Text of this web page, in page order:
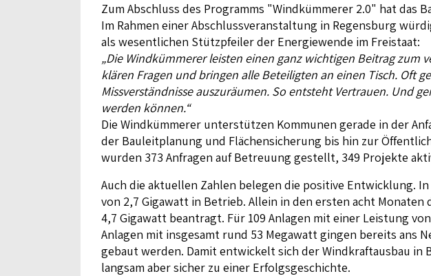
Zum Abschluss des Programms "Windkümmerer 2.0" hat das
Im Rahmen einer Abschlussveranstaltung in Regensburg
als wesentlichen Stützpfeiler der Energiewende im Freistaat:
„Die Windkümmerer leisten einen ganz wichtigen Beitrag zum
klären Fragen und bringen alle Beteiligten an einen Tisch. Oft
Missverständnisse auszuräumen. So entsteht Vertrauen. Und
werden können.“
Die Windkümmerer unterstützen Kommunen gerade in der
der Bauleitplanung und Flächensicherung bis hin zur
wurden 373 Anfragen auf Betreuung gestellt, 349 Projekte
Auch die aktuellen Zahlen belegen die positive Entwicklung.
von 2,7 Gigawatt in Betrieb. Allein in den ersten acht
4,7 Gigawatt beantragt. Für 109 Anlagen mit einer Leistung
Anlagen mit insgesamt rund 53 Megawatt gingen bereits ans
gebaut werden. Damit entwickelt sich der Windkraftausbau
langsam aber sicher zu einer Erfolgsgeschichte.